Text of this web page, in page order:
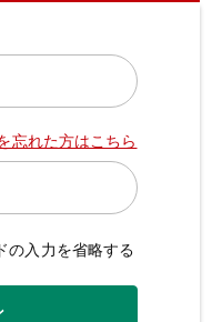
忘れた方はこちら
の入力を省略する